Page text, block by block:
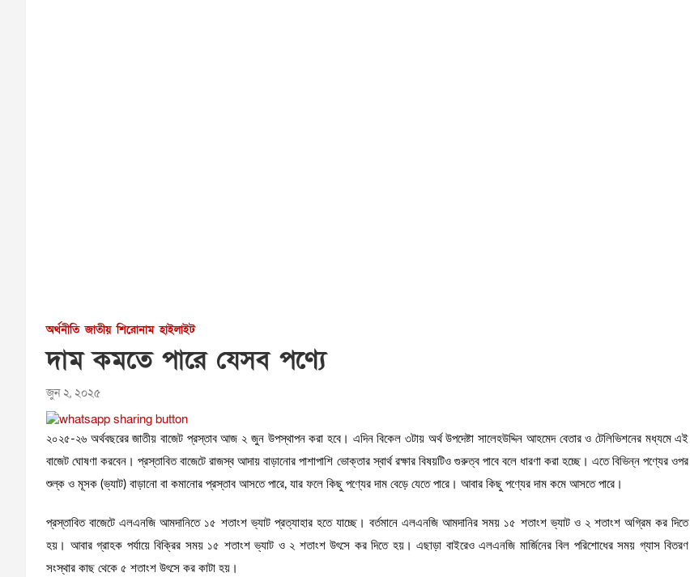
অর্থনীতি জাতীয় শিরোনাম হাইলাইট
দাম কমতে পারে যেসব পণ্যে
জুন ২, ২০২৫
২০২৫-২৬ অর্থবছরের জাতীয় বাজেট প্রস্তাব আজ ২ জুন উপস্থাপন করা হবে। এদিন বিকেল ৩টায় অর্থ উপদেষ্টা সালেহউদ্দিন আহমেদ বেতার ও টেলিভিশনের মধ্যমে এই
বাজেট ঘোষণা করবেন। প্রস্তাবিত বাজেটে রাজস্ব আদায় বাড়ানোর পাশাপাশি ভোক্তার স্বার্থ রক্ষার বিষয়টিও গুরুত্ব পাবে বলে ধারণা করা হচ্ছে। এতে বিভিন্ন পণ্যের ওপর
শুল্ক ও মূসক (ভ্যাট) বাড়ানো বা কমানোর প্রস্তাব আসতে পারে, যার ফলে কিছু পণ্যের দাম বেড়ে যেতে পারে। আবার কিছু পণ্যের দাম কমে আসতে পারে।
প্রস্তাবিত বাজেটে এলএনজি আমদানিতে ১৫ শতাংশ ভ্যাট প্রত্যাহার হতে যাচ্ছে। বর্তমানে এলএনজি আমদানির সময় ১৫ শতাংশ ভ্যাট ও ২ শতাংশ অগ্রিম কর দিতে
হয়। আবার গ্রাহক পর্যায়ে বিক্রির সময় ১৫ শতাংশ ভ্যাট ও ২ শতাংশ উৎসে কর দিতে হয়। এছাড়া বাইরেও এলএনজি মার্জিনের বিল পরিশোধের সময় গ্যাস বিতরণ
সংস্থার কাছ থেকে ৫ শতাংশ উৎসে কর কাটা হয়।